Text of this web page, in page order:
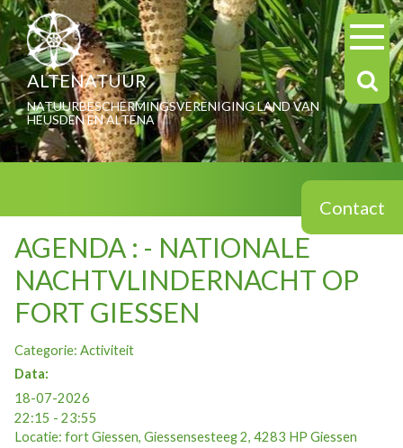
ALTENATUUR
NATUURBESCHERMINGSVERENIGING LAND VAN
HEUSDEN EN ALTENA
Contact
AGENDA : - NATIONALE
NACHTVLINDERNACHT OP
FORT GIESSEN
Categorie: Activiteit
Data:
18-07-2026
22:15 - 23:55
Locatie: fort Giessen, Giessensesteeg 2, 4283 HP Giessen